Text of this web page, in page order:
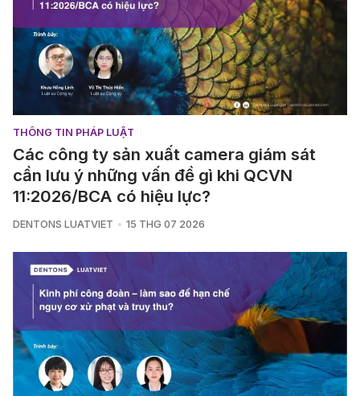
THÔNG TIN PHÁP LUẬT
Các công ty sản xuất camera giám sát
cần lưu ý những vấn đề gì khi QCVN
11:2026/BCA có hiệu lực?
DENTONS LUATVIET 15 THG 07 2026